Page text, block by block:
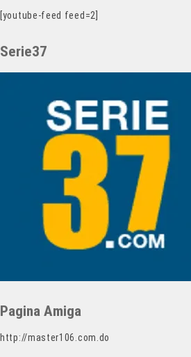
[youtube-feed feed=2]
Serie37
Pagina Amiga
http://master106.com.do